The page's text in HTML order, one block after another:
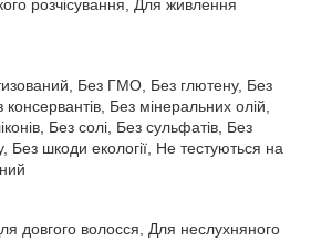
розчісування, Для живлення
Без ГМО, Без глютену, Без
Без мінеральних олій,
Без солі, Без сульфатів, Без
Без шкоди екології, Не тестуються на
довгого волосся, Для неслухняного